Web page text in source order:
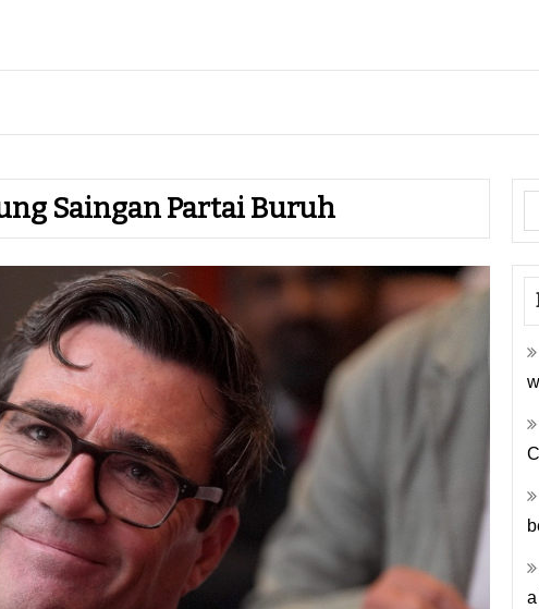
Saingan Partai Buruh